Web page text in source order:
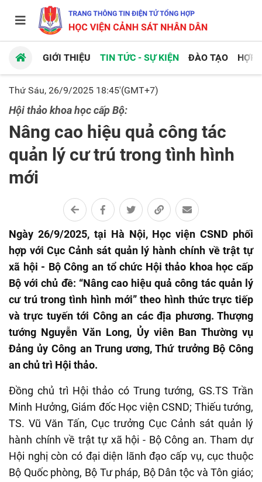
GIỚI THIỆU TIN TỨC - SỰ KIỆN ĐÀO TẠO HỢP
Thứ Sáu, 26/9/2025 18:45'(GMT+7)
Hội thảo khoa học cấp Bộ:
Nâng cao hiệu quả công tác
quản lý cư trú trong tình hình
mới
Ngày 26/9/2025, tại Hà Nội, Học viện CSND phối
hợp với Cục Cảnh sát quản lý hành chính về trật tự
xã hội - Bộ Công an tổ chức Hội thảo khoa học cấp
Bộ với chủ đề: “Nâng cao hiệu quả công tác quản lý
cư trú trong tình hình mới” theo hình thức trực tiếp
và trực tuyến tới Công an các địa phương. Thượng
tướng Nguyễn Văn Long, Ủy viên Ban Thường vụ
Đảng ủy Công an Trung ương, Thứ trưởng Bộ Công
an chủ trì Hội thảo.
Đồng chủ trì Hội thảo có Trung tướng, GS.TS Trần
Minh Hưởng, Giám đốc Học viện CSND; Thiếu tướng,
TS. Vũ Văn Tấn, Cục trưởng Cục Cảnh sát quản lý
hành chính về trật tự xã hội - Bộ Công an. Tham dự
Hội nghị còn có đại diện lãnh đạo cấp vụ, cục thuộc
Bộ Quốc phòng, Bộ Tư pháp, Bộ Dân tộc và Tôn giáo;